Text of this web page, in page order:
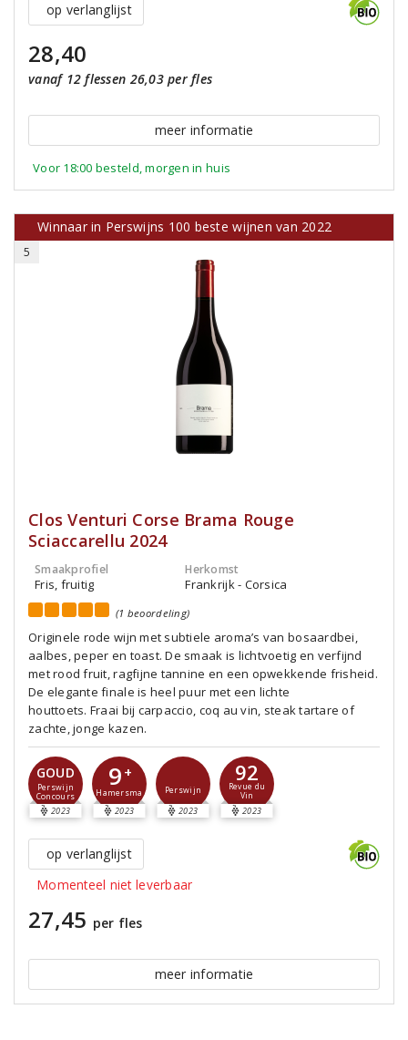
op verlanglijst
28,40
vanaf 12 flessen 26,03 per fles
meer informatie
Voor 18:00 besteld, morgen in huis
Winnaar in Perswijns 100 beste wijnen van 2022
5
Clos Venturi Corse Brama Rouge
Sciaccarellu 2024
Smaakprofiel
Fris, fruitig
Herkomst
Frankrijk - Corsica
(1 beoordeling)
Originele rode wijn met subtiele aroma’s van bosaardbei,
aalbes, peper en toast. De smaak is lichtvoetig en verfijnd
met rood fruit, ragfijne tannine en een opwekkende frisheid.
De elegante finale is heel puur met een lichte
houttoets. Fraai bij carpaccio, coq au vin, steak tartare of
zachte, jonge kazen.
GOUD
Perswijn
Concours
2023
9 +
Hamersma
2023
Perswijn
2023
92
Revue du
Vin
2023
op verlanglijst
Momenteel niet leverbaar
27,45 per fles
meer informatie